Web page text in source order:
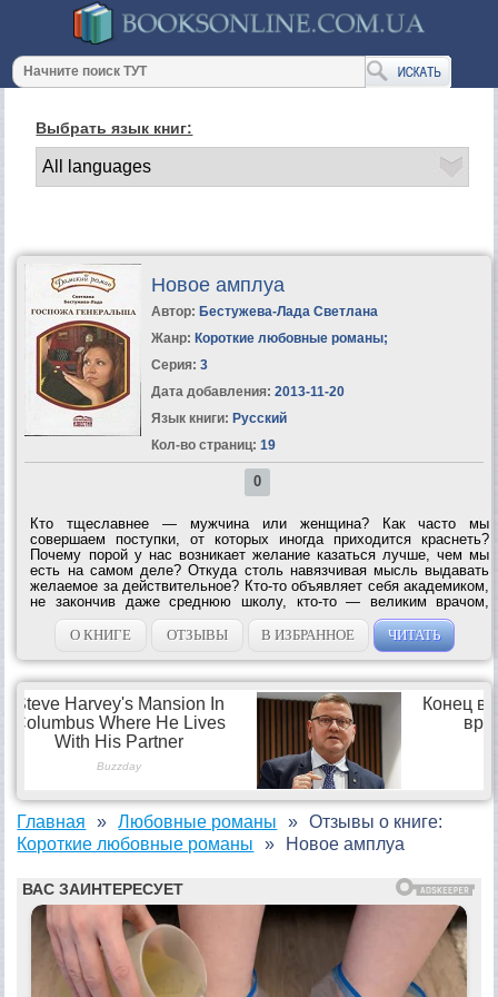
Выбрать язык книг:
Новое амплуа
Автор: Бестужева-Лада Светлана
Жанр: Короткие любовные романы;
Серия: 3
Дата добавления: 2013-11-20
Язык книги: Русский
Кол-во страниц: 19
0
Кто тщеславнее — мужчина или женщина? Как часто мы
совершаем поступки, от которых иногда приходится краснеть?
Почему порой у нас возникает желание казаться лучше, чем мы
есть на самом деле? Откуда столь навязчивая мысль выдавать
желаемое за действительное? Кто-то объявляет себя академиком,
не закончив даже среднюю школу, кто-то — великим врачом,
проработав полгода фельдшером в деревне. Чем продиктованы
наши «сказки» и что они влекут...
О КНИГЕ ОТЗЫВЫ В ИЗБРАННОЕ ЧИТАТЬ
Главная
Любовные романы
Короткие любовные романы
Отзывы о книге:
Новое амплуа